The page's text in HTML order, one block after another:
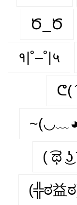
Ծ_Ծ
१|˚–˚|५
ᕦ(
( ͡ಥ
(╬ಠ益